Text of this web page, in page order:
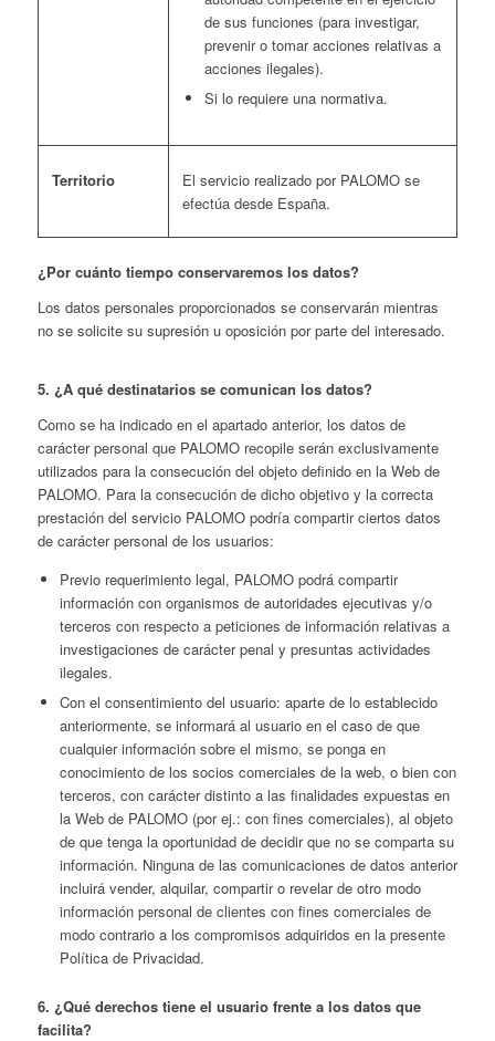
de sus funciones (para investigar,
prevenir o tomar acciones relativas a
acciones ilegales).
Si lo requiere una normativa.
Territorio
El servicio realizado por PALOMO se
efectúa desde España.
¿Por cuánto tiempo conservaremos los datos?
Los datos personales proporcionados se conservarán mientras
no se solicite su supresión u oposición por parte del interesado.
5. ¿A qué destinatarios se comunican los datos?
Como se ha indicado en el apartado anterior, los datos de
carácter personal que PALOMO recopile serán exclusivamente
utilizados para la consecución del objeto definido en la Web de
PALOMO. Para la consecución de dicho objetivo y la correcta
prestación del servicio PALOMO podría compartir ciertos datos
de carácter personal de los usuarios:
Previo requerimiento legal, PALOMO podrá compartir
información con organismos de autoridades ejecutivas y/o
terceros con respecto a peticiones de información relativas a
investigaciones de carácter penal y presuntas actividades
ilegales.
Con el consentimiento del usuario: aparte de lo establecido
anteriormente, se informará al usuario en el caso de que
cualquier información sobre el mismo, se ponga en
conocimiento de los socios comerciales de la web, o bien con
terceros, con carácter distinto a las finalidades expuestas en
la Web de PALOMO (por ej.: con fines comerciales), al objeto
de que tenga la oportunidad de decidir que no se comparta su
información. Ninguna de las comunicaciones de datos anterior
incluirá vender, alquilar, compartir o revelar de otro modo
información personal de clientes con fines comerciales de
modo contrario a los compromisos adquiridos en la presente
Política de Privacidad.
6. ¿Qué derechos tiene el usuario frente a los datos que
facilita?